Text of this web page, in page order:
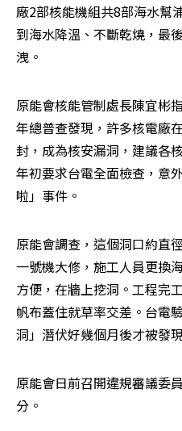
廠2部核能機組共8部海水幫
到海水降溫、不斷乾燒，最
洩。
原能會核能管制處長陳宜彬
年總普查發現，許多核電廠
封，成為核安漏洞，建議各
年初要求台電全面檢查，意
啦」事件。
原能會調查，這個洞口約直
一號機大修，施工人員更換
方便，在牆上挖洞。工程完
帆布蓋住就草率交差。台電
洞」潛伏好幾個月後才被發
原能會日前召開違規審議委
分。